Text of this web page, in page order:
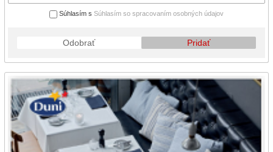
Súhlasím s Súhlasím so spracovaním osobných údajov
Odobrať Pridať